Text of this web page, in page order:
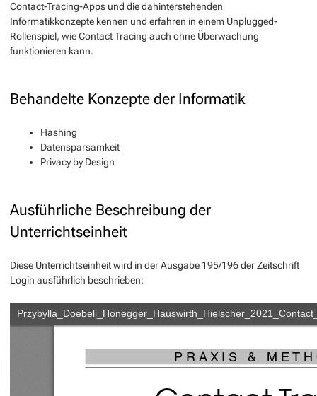
Contact-Tracing-Apps und die dahinterstehenden
Informatikkonzepte kennen und erfahren in einem Unplugged-
Rollenspiel, wie Contact Tracing auch ohne Überwachung
funktionieren kann.
Behandelte Konzepte der Informatik
Hashing
Datensparsamkeit
Privacy by Design
Ausführliche Beschreibung der
Unterrichtseinheit
Diese Unterrichtseinheit wird in der Ausgabe 195/196 der Zeitschrift
Login ausführlich beschrieben: